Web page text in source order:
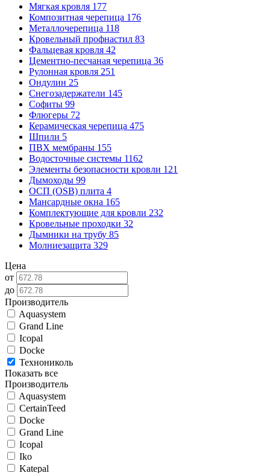
Мягкая кровля 177
Композитная черепица 176
Металлочерепица 118
Кровельный профнастил 83
Фальцевая кровля 42
Цементно-песчаная черепица 36
Рулонная кровля 251
Ондулин 25
Снегозадержатели 145
Софиты 99
Флюгеры 72
Керамическая черепица 475
Шпили 5
ПВХ мембраны 155
Водосточные системы 1162
Элементы безопасности кровли 121
Дымоходы 99
ОСП (OSB) плита 4
Мансардные окна 165
Комплектующие для кровли 232
Кровельные проходки 32
Дымники на трубу 85
Молниезащита 329
Цена
от
до
Производитель
Aquasystem
Grand Line
Icopal
Docke
Технониколь
Показать все
Производитель
Aquasystem
CertainTeed
Docke
Grand Line
Icopal
Iko
Katepal